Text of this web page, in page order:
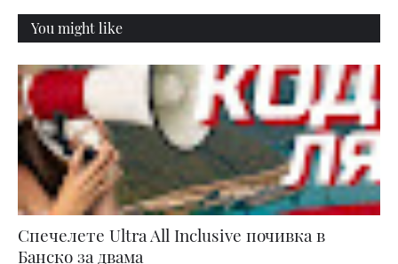
You might like
Спечелете Ultra All Inclusive почивка в
Банско за двама